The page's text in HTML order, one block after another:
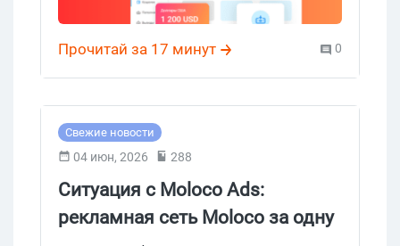
это очень короткое окно.
Прочитай за 17 минут 0
Свежие новости
04 июн, 2026 288
Ситуация с Moloco Ads:
рекламная сеть Moloco за одну